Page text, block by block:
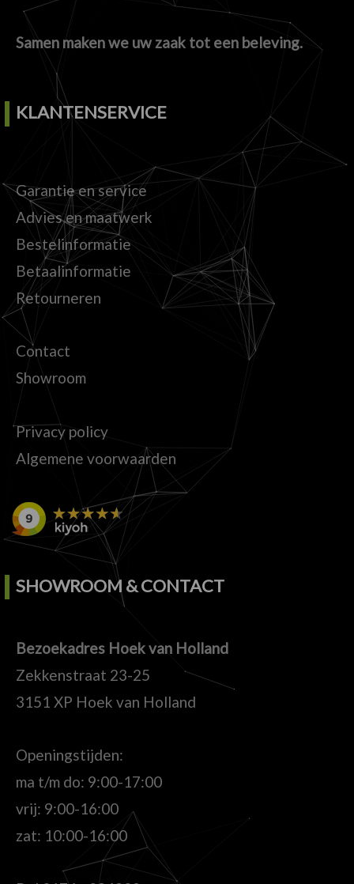
Samen maken we uw zaak tot een beleving.
KLANTENSERVICE
Garantie en service
Advies en maatwerk
Bestelinformatie
Betaalinformatie
Retourneren
Contact
Showroom
Privacy policy
Algemene voorwaarden
SHOWROOM & CONTACT
Bezoekadres Hoek van Holland
Zekkenstraat 23-25
3151 XP Hoek van Holland
Openingstijden:
ma t/m do: 9:00-17:00
vrij: 9:00-16:00
zat: 10:00-16:00